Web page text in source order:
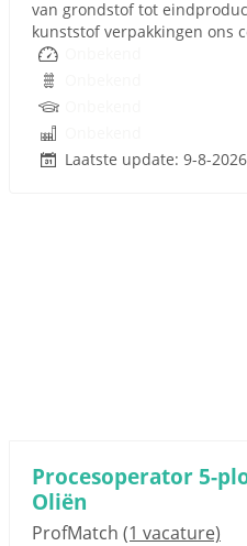
van grondstof tot
kunststof verpakkingen ons
Laatste update: 9-8-2026
Procesoperator 5-
Oliën
ProfMatch (1 vacature)